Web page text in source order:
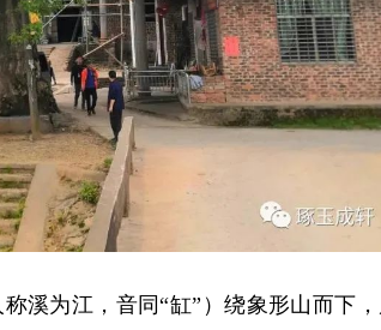
溪为江，音同“缸”）绕象形山而下